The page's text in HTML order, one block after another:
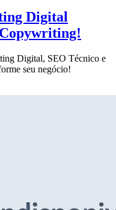
Digital
Digital, SEO Técnico e
seu negócio!